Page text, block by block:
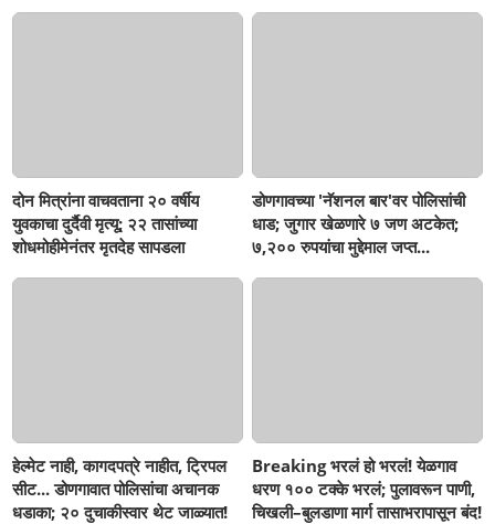
दोन मित्रांना वाचवताना २० वर्षीय
युवकाचा दुर्दैवी मृत्यू; २२ तासांच्या
शोधमोहीमेनंतर मृतदेह सापडला
डोणगावच्या 'नॅशनल बार'वर पोलिसांची
धाड; जुगार खेळणारे ७ जण अटकेत;
७,२०० रुपयांचा मुद्देमाल जप्त...
हेल्मेट नाही, कागदपत्रे नाहीत, ट्रिपल
सीट... डोणगावात पोलिसांचा अचानक
धडाका; २० दुचाकीस्वार थेट जाळ्यात!
Breaking भरलं हो भरलं! येळगाव
धरण १०० टक्के भरलं; पुलावरून पाणी,
चिखली–बुलडाणा मार्ग तासाभरापासून बंद!